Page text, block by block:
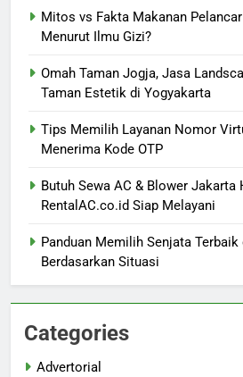
Mitos vs Fakta Makanan
Menurut Ilmu Gizi?
Omah Taman Jogja, Jasa
Taman Estetik di Yogyakarta
Tips Memilih Layanan Nomor
Menerima Kode OTP
Butuh Sewa AC & Blower Jakarta
RentalAC.co.id Siap Melayani
Panduan Memilih Senjata Terbaik
Berdasarkan Situasi
Categories
Advertorial